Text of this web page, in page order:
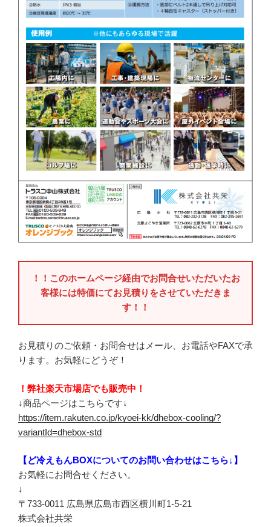
！！このホームページ経由でお問合せいただいたお
客様には特価にてお見積りをさせていただきま
す！！
お見積りのご依頼・お問合せはメール、お電話やFAXで承
ります。お気軽にどうぞ！
！弊社楽天市場店でも販売中！
↓商品ページはこちらです↓
https://item.rakuten.co.jp/kyoei-kk/dhebox-cooling/?
variantId=dhebox-std
【ど冷えもんBOXについてのお問い合わせはこちら↓】
お気軽にお問合せください。
↓
〒733-0011 広島県広島市西区横川町1-5-21
株式会社共栄